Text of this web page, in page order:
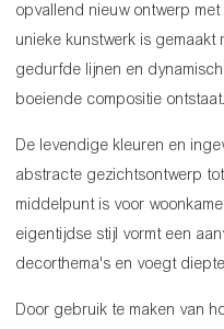
opvallend nieuw ontwerp
unieke kunstwerk is
gedurfde lijnen en
boeiende compositie ontstaat.
De levendige kleuren en
abstracte gezichtsontwerp
middelpunt is voor
eigentijdse stijl vormt een
decorthema's en voegt
Door gebruik te maken van